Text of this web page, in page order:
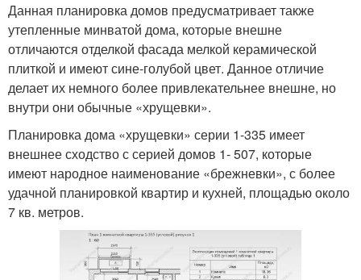
Данная планировка домов предусматривает также
утепленные минватой дома, которые внешне
отличаются отделкой фасада мелкой керамической
плиткой и имеют сине-голубой цвет. Данное отличие
делает их немного более привлекательнее внешне, но
внутри они обычные «хрущевки».
Планировка дома «хрущевки» серии 1-335 имеет
внешнее сходство с серией домов 1- 507, которые
имеют народное наименование «брежневки», с более
удачной планировкой квартир и кухней, площадью около
7 кв. метров.